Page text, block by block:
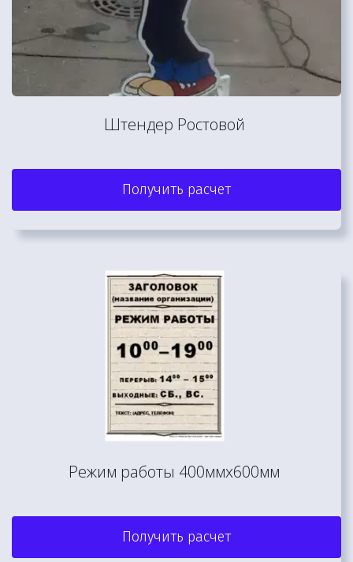
Штендер Ростовой
Получить расчет
Режим работы 400ммх600мм
Получить расчет